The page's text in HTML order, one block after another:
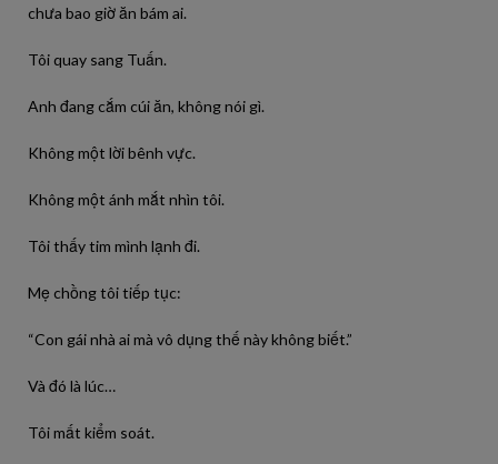
chưa bao giờ ăn bám ai.
Tôi quay sang Tuấn.
Anh đang cắm cúi ăn, không nói gì.
Không một lời bênh vực.
Không một ánh mắt nhìn tôi.
Tôi thấy tim mình lạnh đi.
Mẹ chồng tôi tiếp tục:
“Con gái nhà ai mà vô dụng thế này không biết.”
Và đó là lúc…
Tôi mất kiểm soát.